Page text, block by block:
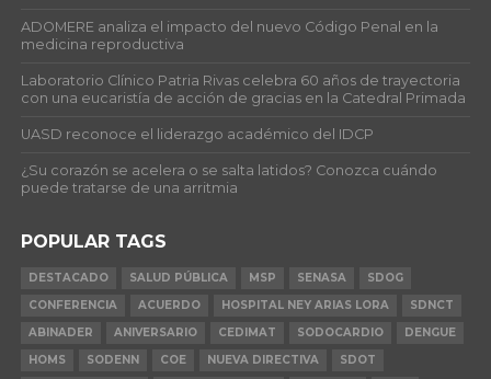
ADOMERE analiza el impacto del nuevo Código Penal en la
medicina reproductiva
Laboratorio Clínico Patria Rivas celebra 60 años de trayectoria
con una eucaristía de acción de gracias en la Catedral Primada
UASD reconoce el liderazgo académico del IDCP
¿Su corazón se acelera o se salta latidos? Conozca cuándo
puede tratarse de una arritmia
POPULAR TAGS
DESTACADO SALUD PÚBLICA MSP SENASA
SDOG
CONFERENCIA
ACUERDO HOSPITAL NEY ARIAS LORA
SDNCT
ABINADER
ANIVERSARIO CEDIMAT SODOCARDIO
DENGUE
HOMS
SODENN COE NUEVA DIRECTIVA
SDOT